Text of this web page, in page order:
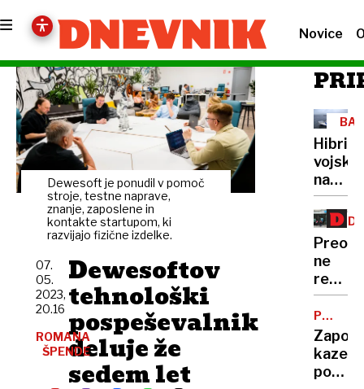
Novice
Dewesoft je ponudil v pomoč
stroje, testne naprave,
znanje, zaposlene in
kontakte startupom, ki
razvijajo fizične izdelke.
Dewesoftov
tehnološki
pospeševalnik
deluje že
sedem let
07.
05.
2023,
20.16
ROMANA
ŠPENDE
na
dnu
ne
rešuje
ne
kazen: